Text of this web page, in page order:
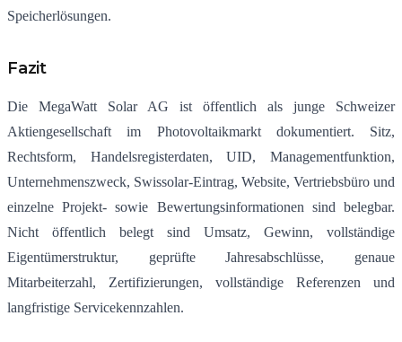
Speicherlösungen.
Fazit
Die MegaWatt Solar AG ist öffentlich als junge Schweizer
Aktiengesellschaft im Photovoltaikmarkt dokumentiert. Sitz,
Rechtsform, Handelsregisterdaten, UID, Managementfunktion,
Unternehmenszweck, Swissolar-Eintrag, Website, Vertriebsbüro und
einzelne Projekt- sowie Bewertungsinformationen sind belegbar.
Nicht öffentlich belegt sind Umsatz, Gewinn, vollständige
Eigentümerstruktur, geprüfte Jahresabschlüsse, genaue
Mitarbeiterzahl, Zertifizierungen, vollständige Referenzen und
langfristige Servicekennzahlen.